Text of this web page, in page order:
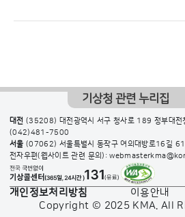
기상청 관련 누리집
대전 (35208) 대전광역시 서구 청사로 189 정부대
(042)481-7500
서울 (07062) 서울특별시 동작구 여의대방로16길
전자우편(웹사이트 관련 문의):
개인정보처리방침 이용안내
Copyright © 2025 KMA. All